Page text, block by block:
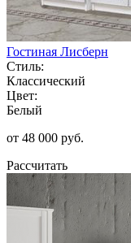
Гостиная Лисберн
Стиль:
Классический
Цвет:
Белый
от 48 000 руб.
Рассчитать